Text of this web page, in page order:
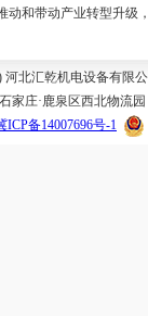
动和带动产业转型升级
河北汇乾机电设备有限
家庄·鹿泉区西北物流
ICP备14007696号-1